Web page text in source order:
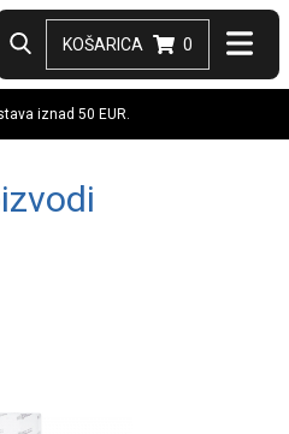
KOŠARICA 0
iznad 50 EUR.